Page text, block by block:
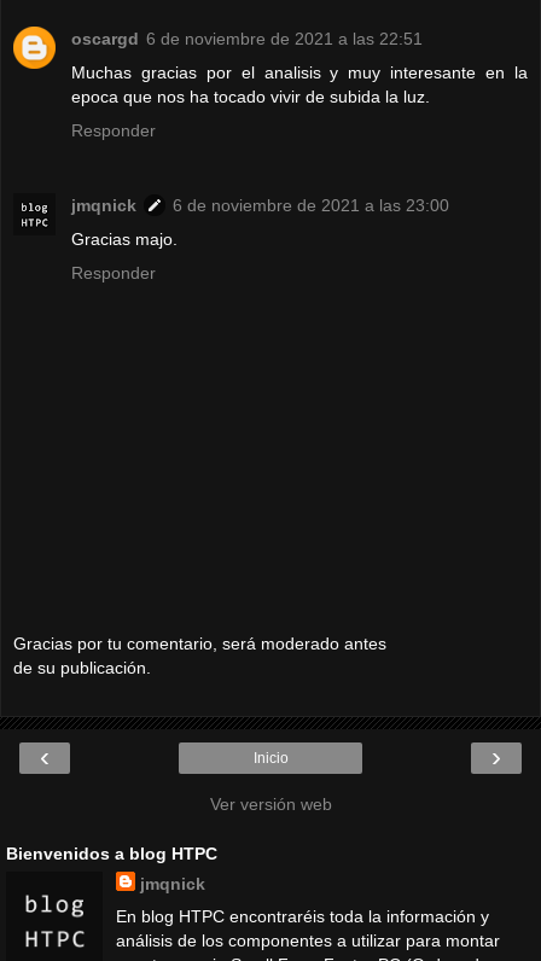
oscargd 6 de noviembre de 2021 a las 22:51
Muchas gracias por el analisis y muy interesante en la
epoca que nos ha tocado vivir de subida la luz.
Responder
jmqnick
6 de noviembre de 2021 a las 23:00
Gracias majo.
Responder
Gracias por tu comentario, será moderado antes
de su publicación.
‹ ›
Inicio
Ver versión web
Bienvenidos a blog HTPC
jmqnick
En blog HTPC encontraréis toda la información y
análisis de los componentes a utilizar para montar